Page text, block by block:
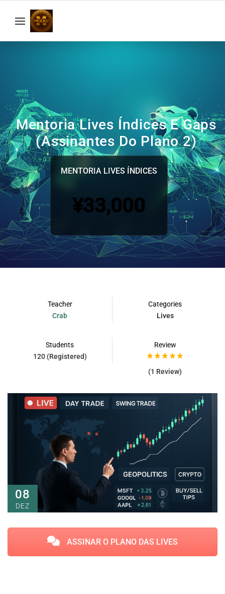
Mentoria Lives Índices E Gaps
(Assinantes Do Plano 2)
MENTORIA LIVES ÍNDICES
¥33,000
Teacher
Crab
Categories
Lives
Students
120 (Registered)
Review
(1 Review)
08
DEZ
ASSINAR O PLANO DAS LIVES